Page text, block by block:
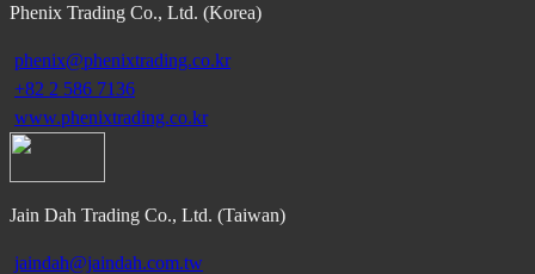
Phenix Trading Co., Ltd. (Korea)
phenix@phenixtrading.co.kr
+82 2 586 7136
www.phenixtrading.co.kr
Jain Dah Trading Co., Ltd. (Taiwan)
jaindah@jaindah.com.tw